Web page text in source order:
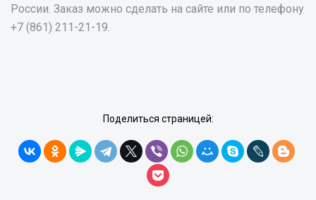
России. Заказ можно сделать на сайте или по телефону
+7 (861) 211-21-19.
Поделиться страницей: